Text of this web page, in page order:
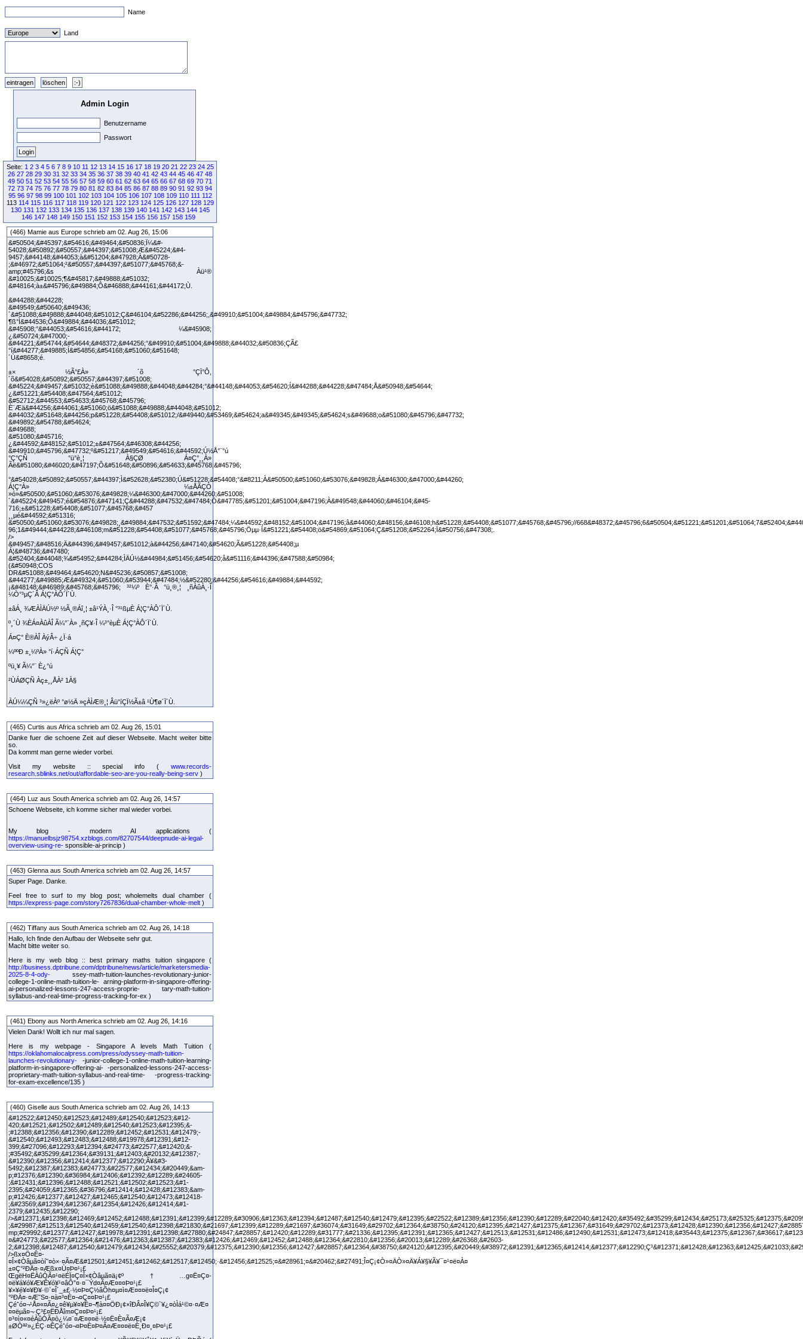
Name
Land
Admin Login
Benutzername
Passwort
Seite: 1 2 3 4 5 6 7 8 9 10 11 12 13 14 15 16 17 18 19 20 21 22 23 24 25
26 27 28 29 30 31 32 33 34 35 36 37 38 39 40 41 42 43 44 45 46 47 48
49 50 51 52 53 54 55 56 57 58 59 60 61 62 63 64 65 66 67 68 69 70 71
72 73 74 75 76 77 78 79 80 81 82 83 84 85 86 87 88 89 90 91 92 93 94
95 96 97 98 99 100 101 102 103 104 105 106 107 108 109 110 111 112
113 114 115 116 117 118 119 120 121 122 123 124 125 126 127 128 129
130 131 132 133 134 135 136 137 138 139 140 141 142 143 144 145
146 147 148 149 150 151 152 153 154 155 156 157 158 159
(466) Mamie aus Europe schrieb am 02. Aug 26, 15:06
&#50504;&#45397;&#54616;&#49464;&#50836;Ï¼&#-
54028;&#50892;&#50557;&#44397;&#51008;Æ&#45224;&#4-
9457;&#44148;&#44053;à&#51204;&#47928;À&#50728-
;&#46972;&#51064;²&#50557;&#44397;&#51077;&#45768;&-
amp;#45796;&s Àü¹®
&#10025;&#10025;¶&#45817;&#49888;&#51032;
&#48164;à±&#45796;&#49884;Ô&#46888;&#44161;&#44172;Ù.
&#44288;&#44228;
&#49549;&#50640;&#49436;
´&#51088;&#49888;&#44048;&#51012;Ç&#46104;&#52286;&#44256;,&#49910;&#51004;&#49884;&#45796;&#47732;
¶ß°Ì&#44536;Ô&#49884;&#44036;&#51012;
&#45908;°&#44053;&#54616;&#44172; ¼&#45908;
¿&#50724;&#47000;­
&#44221;&#54744;&#54644;&#48372;&#44256;°&#49910;&#51004;&#49888;&#44032;&#50836;ÇÃ£
°í&#44277;&#49885;Í&#54856;&#54168;&#51060;&#51648;
´Ù&#8658;é.
±× ½Ã°£À» ´õ °­ÇÏ°Ô,
´õ&#54028;&#50892;&#50557;&#44397;&#51008;
&#45224;&#49457;&#51032;è&#51088;&#49888;&#44048;&#44284;°&#44148;&#44053;&#54620;Í&#44288;&#44228;&#47484;Å&#50948;&#54644;
¿&#51221;&#54408;&#47564;&#51012;
&#52712;&#44553;&#54633;&#45768;&#45796;
È¨Æä&#44256;&#44061;&#51060;ö&#51088;&#49888;&#44048;&#51012;
&#44032;&#51648;&#44256;p&#51228;&#54408;&#51012;/&#49440;&#53469;&#54624;a&#49345;&#49345;&#54624;s&#49688;o&#51080;&#45796;&#47732;
&#49892;&#54788;&#54624;
&#49688;
&#51080;&#45716;
¿&#44592;&#48152;&#51012;±&#47564;&#46308;&#44256;
&#49910;&#45796;&#47732;º&#51217;&#49549;&#54616;&#44592;Ú½Å°¨°ú
°Ç°­ÇÑ °ü°è¸¦ À§ÇØ Á¤Ç°¸¸À»
Ãë&#51080;&#46020;&#47197;Õ&#51648;&#50896;&#54633;&#45768;&#45796;
°&#54028;&#50892;&#50557;&#44397;Ì&#52628;&#52380;Ú&#51228;&#54408;°&#8211;À&#50500;&#51060;&#53076;&#49828;Á&#46300;&#47000;&#44260;
Á¦Ç°À» ¼±ÅÃÇÒ
»ó»&#50500;&#51060;&#53076;&#49828;¼&#46300;&#47000;&#44260;&#51008;
´&#45224;&#49457;é&#54876;&#47141;Ç&#44288;&#47532;&#47484;Ò&#47785;&#51201;&#51004;&#47196;À&#49548;&#44060;&#46104;&#45-
716;±&#51228;&#54408;&#51077;&#45768;&#457
¸¸µé&#44592;&#51316;
&#50500;&#51060;&#53076;&#49828;¸&#49884;&#47532;&#51592;&#47484;¼&#44592;&#48152;&#51004;&#47196;â&#44060;&#48156;&#46108;h&#51228;&#54408;&#51077;&#45768;&#45796;//
96;1&#49444;&#44228;&#46108;m&#51228;&#54408;&#51077;&#45768;&#45796;Öµµ·Ï&#51221;&#54408;ö&#54869;&#51064;Ç&#51208;&#52264;Ï&#50756;&#47308;.
/>
&#49457;&#48516;Ä&#44396;&#49457;&#51012;à&#44256;&#47140;&#54620;Ã&#51228;&#54408;µ
Á¦&#48736;&#47480;
&#52404;&#44048;¾&#54952;&#44284;ÌÄÚ½&#44984;&#51456;&#54620;å&#51116;&#44396;&#47588;&#50984;
(&#50948;COS
DR&#51088;&#49464;&#54620;N&#45236;&#50857;&#51008;
&#44277;&#49885;Æ&#49324;&#51060;&#53944;&#47484;½&#52280;&#44256;&#54616;&#49884;&#44592;
¡&#48148;&#46989;&#45768;&#45796; ³²¼º È°·Â °ü¸®¸¦ ¸ñÀûÀ¸·Î
¼Ò°³µÇ´Â Á¦Ç°ÀÔ´Ï´Ù.
±âÁ¸ ¾ÆÀÌÄÚ½º ½Ã¸®Áî¸¦ ±â¹ÝÀ¸·Î °³¹ßµÈ Á¦Ç°ÀÔ´Ï´Ù.
º¸´Ù ¾ÈÁ¤ÀûÀÎ Ã¼°¨À» ¸ñÇ¥·Î ¼³°èµÈ Á¦Ç°ÀÔ´Ï´Ù.
Á¤Ç° È®ÀÎ ÀýÂ÷ ¿Ï·á
¼ººÐ ±¸¼ºÀ» °í·ÁÇÑ Á¦Ç°
ºü¸¥ Ã¼°¨ È¿°ú
²ÙÁØÇÑ Àç±¸¸ÅÀ² 1À§
ÀÚ¼¼ÇÑ ³»¿ëÀº °ø½Ä »çÀÌÆ®¸¦ Âü°íÇÏ½Ã±â ¹Ù¶ø´Ï´Ù.
(465) Curtis aus Africa schrieb am 02. Aug 26, 15:01
Danke fuer die schoene Zeit auf dieser Webseite. Macht weiter bitte
so.
Da kommt man gerne wieder vorbei.
Visit my website :: special info ( www.records-
research.sblinks.net/out/affordable-seo-are-you-really-being-serv )
(464) Luz aus South America schrieb am 02. Aug 26, 14:57
Schoene Webseite, ich komme sicher mal wieder vorbei.
My blog - modern AI applications (
https://manuelbsjz98754.xzblogs.com/82707544/deepnude-ai-legal-
overview-using-re- sponsible-ai-princip )
(463) Glenna aus South America schrieb am 02. Aug 26, 14:57
Super Page. Danke.
Feel free to surf to my blog post; wholemelts dual chamber (
https://express-page.com/story7267836/dual-chamber-whole-melt )
(462) Tiffany aus South America schrieb am 02. Aug 26, 14:18
Hallo, Ich finde den Aufbau der Webseite sehr gut.
Macht bitte weiter so.
Here is my web blog :: best primary maths tuition singapore (
http://business.dptribune.com/dptribune/news/article/marketersmedia-
2025-8-4-ody- ssey-math-tuition-launches-revolutionary-junior-
college-1-online-math-tuition-le- arning-platform-in-singapore-offering-
ai-personalized-lessons-247-access-proprie- tary-math-tuition-
syllabus-and-real-time-progress-tracking-for-ex )
(461) Ebony aus North America schrieb am 02. Aug 26, 14:16
Vielen Dank! Wollt ich nur mal sagen.
Here is my webpage - Singapore A levels Math Tuition (
https://oklahomalocalpress.com/press/odyssey-math-tuition-
launches-revolutionary- -junior-college-1-online-math-tuition-learning-
platform-in-singapore-offering-ai- -personalized-lessons-247-access-
proprietary-math-tuition-syllabus-and-real-time- -progress-tracking-
for-exam-excellence/135 )
(460) Giselle aus South America schrieb am 02. Aug 26, 14:13
&#12522;&#12450;&#12523;&#12489;&#12540;&#12523;&#12-
420;&#12521;&#12502;&#12489;&#12540;&#12523;&#12395;&-
;#12388;&#12356;&#12390;&#12289;&#12452;&#12531;&#12479;-
&#12540;&#12493;&#12483;&#12488;&#19978;&#12391;&#12-
399;&#27096;&#12293;&#12394;&#24773;&#22577;&#12420;&-
;#35492;&#35299;&#12364;&#39131;&#12403;&#20132;&#12387;-
&#12390;&#12356;&#12414;&#12377;&#12290;Ã¥&#3-
5492;&#12387;&#12383;&#24773;&#22577;&#12434;&#20449;&am-
p;#12376;&#12390;&#36984;&#12406;&#12392;&#12289;&#24605-
;&#12431;&#12396;&#12488;&#12521;&#12502;&#12523;&#1-
2395;&#24059;&#12365;&#36796;&#12414;&#12428;&#12383;&am-
p;#12426;&#12377;&#12427;&#12465;&#12540;&#12473;&#12418-
;&#23569;&#12394;&#12367;&#12354;&#12426;&#12414;&#1-
2379;&#12435;&#12290;
/
¤&#24773;&#22577;&#12364;&#21476;&#12363;&#12387;&#12383;&#12426;&#12469;&#12452;&#12488;&#12364;&#22810;&#12356;&#20013;&#12289;&#26368;&#2603-
/>ßx¤Ö¤È¤­
¤Î×¢Òâµã¤òí˜¤ò×·¤Ã¤Æ&#12501;&#12451;&#12462;&#12517;&#12450;·&#12456;&#12525;¤&#28961;¤&#20462;&#27491;Î¤Ç¡¢Ò»¤ÄÒ»¤Ä¥Á¥§¥Ã¥¯¤¹¤ë¤À¤
±¤Ç°²ÐÄ¤·¤Æßx¤Ù¤Þ¤¹¡£
ŒgëH¤ËÀûÓÃ¤¹¤ëÉÏ¤Ç¤Î×¢Òâµã¤ä¡¢º†…g¤Ë¤Ç¤­
¤ë¥á¥ó¥Æ¥Ê¥ó¥¹¤âÔ”¤·¤¯Ýd¤Ã¤Æ¤¤¤Þ¤¹¡£
¥×¥é¥¤¥Ð¥·©`¤Î´_±£·½¤Þ¤Ç½âÕh¤µ¤ì¤Æ¤¤¤ë¤Î¤Ç¡¢
°²ÐÄ¤·¤Æ˜S¤·¤à¤³¤È¤¬¤Ç¤­¤Þ¤¹¡£
Çéˆó¤¬¹Å¤«¤Ã¤¿¤ê¥µ¥¤¥È¤¬¶à¤¤ÖÐ¡¢×îÐÂ¤Î¥Ç©`¥¿¤òÌá¹©¤·¤Æ¤
¤¤ëµã¤¬·Ç³£¤ËÐÅîm¤Ç¤­¤Þ¤¹¡£
¤³¤ì¤«¤éÀûÓÃ¤ò¿¼¤¨¤Æ¤¤¤ë·½¤Ë¤È¤Ã¤Æ¡¢
±ØÒª²»¿ÉÇ·¤ÊÇéˆó¤¬¤Þ¤È¤Þ¤Ã¤Æ¤¤¤ë¤È¸Ð¤¸¤Þ¤¹¡£